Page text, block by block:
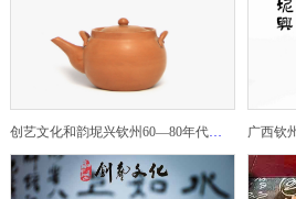
创艺文化和韵坭兴钦州60—80年代坭兴陶老壶——玉奎壶